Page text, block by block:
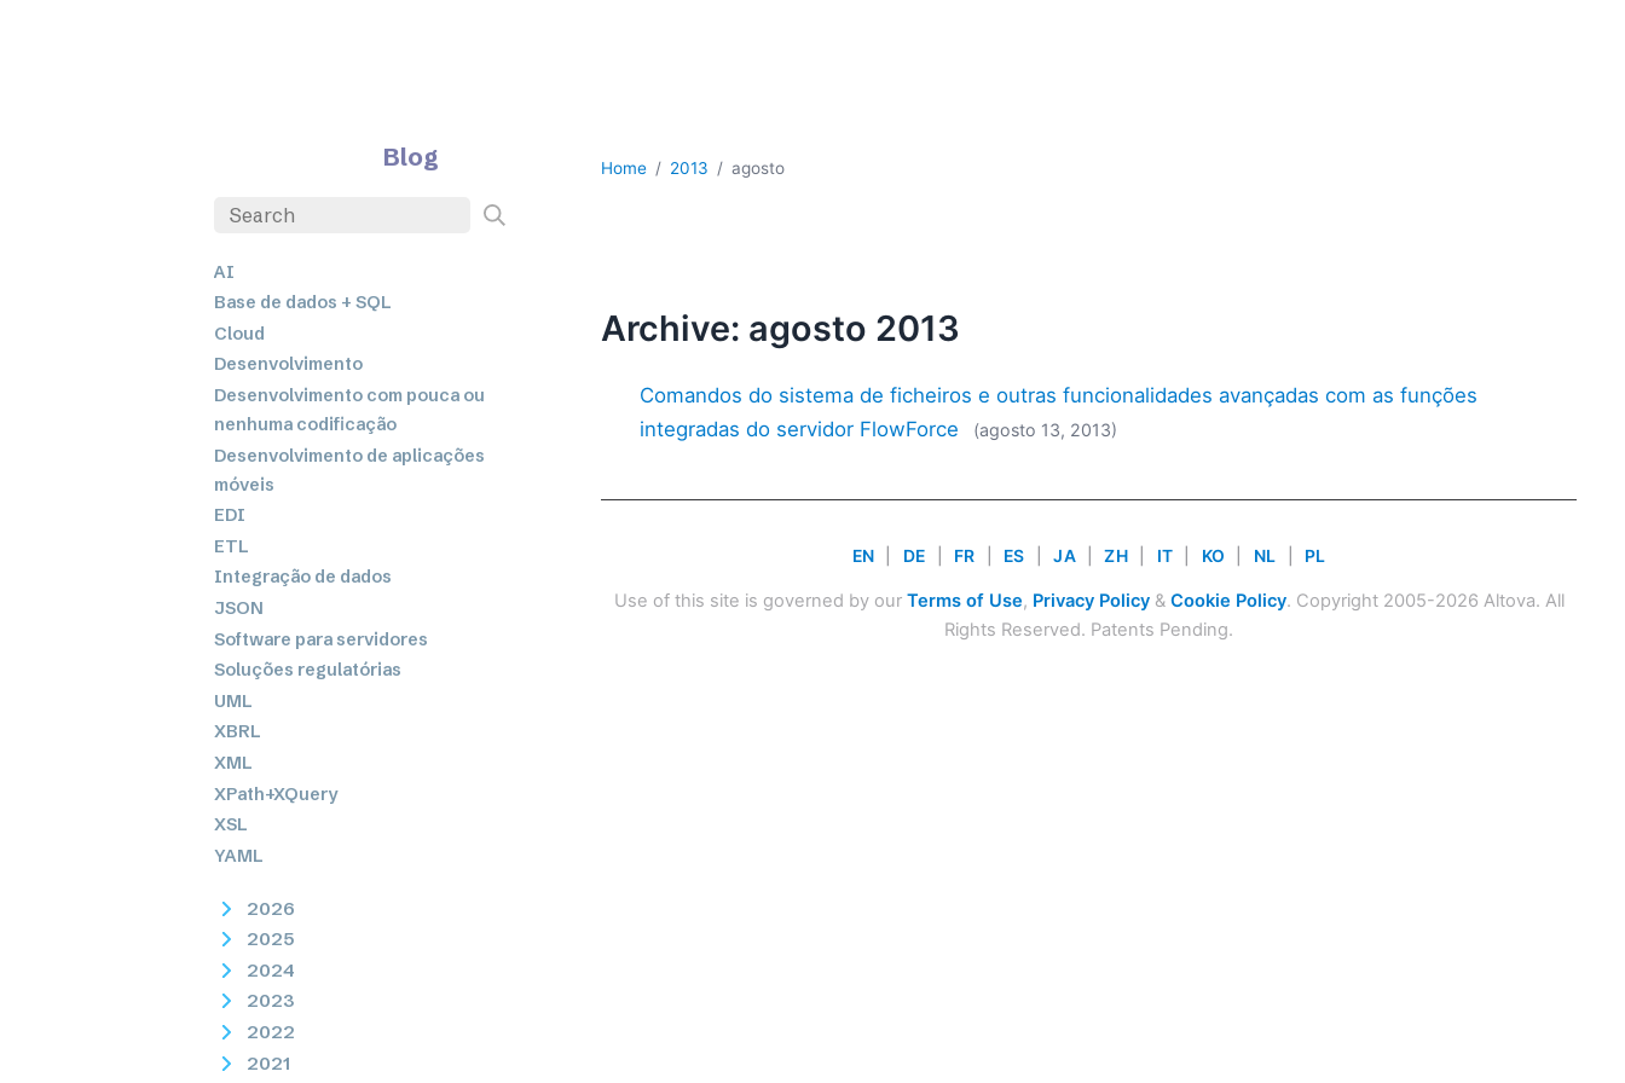
Blog
AI
Base de dados + SQL
Cloud
Desenvolvimento
Desenvolvimento com pouca ou
nenhuma codificação
Desenvolvimento de aplicações
móveis
EDI
ETL
Integração de dados
JSON
Software para servidores
Soluções regulatórias
UML
XBRL
XML
XPath+XQuery
XSL
YAML
2026
2025
2024
2023
2022
2021
Home 2013 agosto
Archive: agosto 2013
Comandos do sistema de ficheiros e outras funcionalidades avançadas com as funções
integradas do servidor FlowForce
(agosto 13, 2013)
EN DE FR ES JA ZH IT KO NL PL
Use of this site is governed by our Terms of Use, Privacy Policy& Cookie Policy. Copyright 2005-2026 Altova. All
Rights Reserved. Patents Pending.